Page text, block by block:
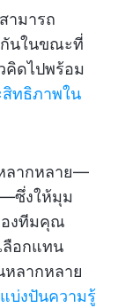
ามารถ
นในขณะที่
คิดไปพร้อม
สิทธิภาพใน
ลากหลาย—
—ซึ่งให้มุม
องทีมคุณ
ลือกแทน
หลากหลาย
บ่งปันความรู้